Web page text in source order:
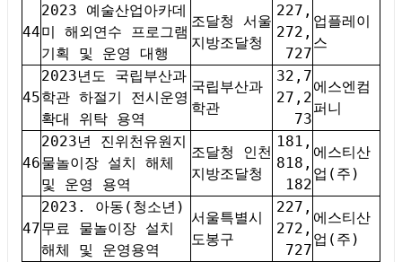
44
2023 예술산업아카데
미 해외연수 프로그램
기획 및 운영 대행
조달청 서울
지방조달청
227,
272,
727
업플레이
스
45
2023년도 국립부산과
학관 하절기 전시운영
확대 위탁 용역
국립부산과
학관
32,7
27,2
73
에스엔컴
퍼니
46
2023년 진위천유원지
물놀이장 설치 해체
및 운영 용역
조달청 인천
지방조달청
181,
818,
182
에스티산
업(주)
47
2023. 아동(청소년)
무료 물놀이장 설치
해체 및 운영용역
서울특별시
도봉구
227,
272,
727
에스티산
업(주)